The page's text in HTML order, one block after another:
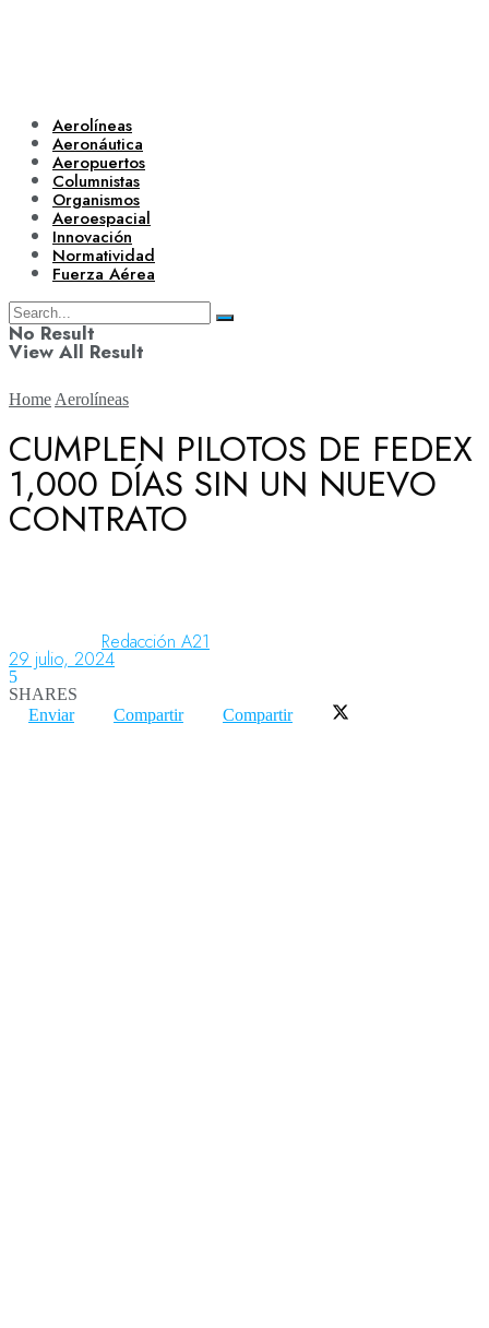
Aerolíneas
Aeronáutica
Aeropuertos
Columnistas
Organismos
Aeroespacial
Innovación
Normatividad
Fuerza Aérea
No Result
View All Result
Aerolíneas
Aeropuertos
Columnistas
Home Aerolíneas
CUMPLEN PILOTOS DE FEDEX
1,000 DÍAS SIN UN NUEVO
CONTRATO
Redacción A21
29 julio, 2024
5
SHARES
Enviar
Compartir Compartir